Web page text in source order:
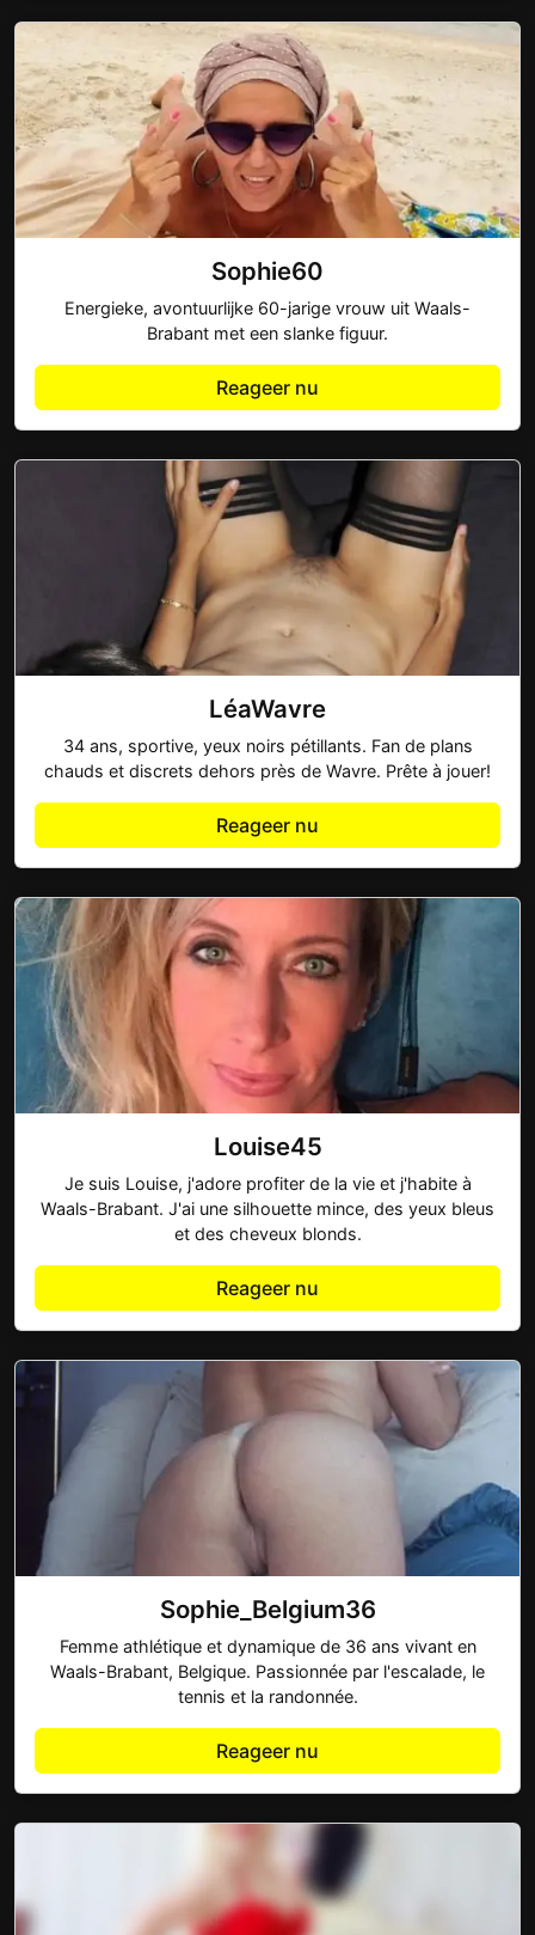
Sophie60
Energieke, avontuurlijke 60-jarige vrouw uit Waals-
Brabant met een slanke figuur.
Reageer nu
LéaWavre
34 ans, sportive, yeux noirs pétillants. Fan de plans
chauds et discrets dehors près de Wavre. Prête à jouer!
Reageer nu
Louise45
Je suis Louise, j'adore profiter de la vie et j'habite à
Waals-Brabant. J'ai une silhouette mince, des yeux bleus
et des cheveux blonds.
Reageer nu
Sophie_Belgium36
Femme athlétique et dynamique de 36 ans vivant en
Waals-Brabant, Belgique. Passionnée par l'escalade, le
tennis et la randonnée.
Reageer nu